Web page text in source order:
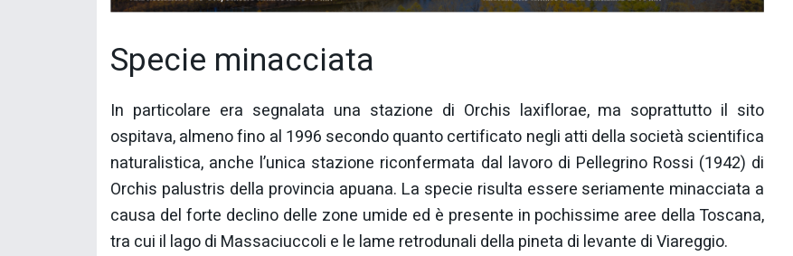
Specie minacciata
In particolare era segnalata una stazione di Orchis laxiflorae, ma soprattutto il sito
ospitava, almeno fino al 1996 secondo quanto certificato negli atti della società scientifica
naturalistica, anche l’unica stazione riconfermata dal lavoro di Pellegrino Rossi (1942) di
Orchis palustris della provincia apuana. La specie risulta essere seriamente minacciata a
causa del forte declino delle zone umide ed è presente in pochissime aree della Toscana,
tra cui il lago di Massaciuccoli e le lame retrodunali della pineta di levante di Viareggio.